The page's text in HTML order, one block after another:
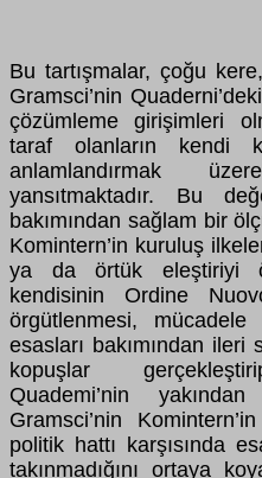
Bu tartışmalar, çoğu
Gramsci’nin
çözümleme girişimleri
taraf olanların kendi
anlamlandırmak
yansıtmaktadır. Bu
bakımından sağlam bir
Komintern’in kuruluş
ya da örtük eleştiriyi
kendisinin Ordine
örgütlenmesi, mücadele
esasları bakımından
kopuşlar
Quademi’nin
Gramsci’nin
politik hattı karşısında
takınmadığını ortaya